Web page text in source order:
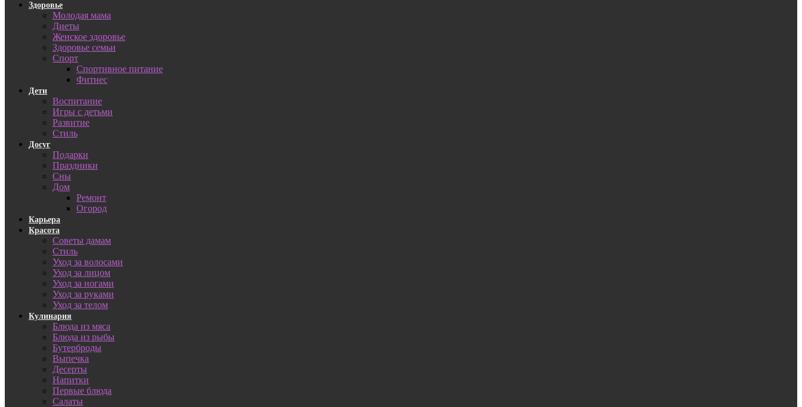
Здоровье
Молодая мама
Диеты
Женское здоровье
Здоровье семьи
Спорт
Спортивное питание
Фитнес
Дети
Воспитание
Игры с детьми
Развитие
Стиль
Досуг
Подарки
Праздники
Сны
Дом
Ремонт
Огород
Карьера
Красота
Советы дамам
Стиль
Уход за волосами
Уход за лицом
Уход за ногами
Уход за руками
Уход за телом
Кулинария
Блюда из мяса
Блюда из рыбы
Бутерброды
Выпечка
Десерты
Напитки
Первые блюда
Салаты